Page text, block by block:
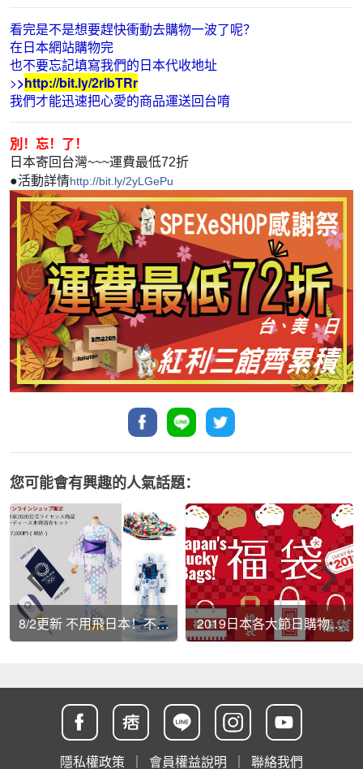
看完是不是想要趕快衝動去購物一波了呢？
在日本網站購物完
也不要忘記填寫我們的日本代收地址
>>http://bit.ly/2rIbTRr
我們才能迅速把心愛的商品運送回台唷
別！忘！了！
日本寄回台灣~~~運費最低72折
●活動詳情http://bit.ly/2yLGePu
您可能會有興趣的人氣話題：
8/2更新 不用飛日本！不用
線上買攻略 美國、台灣獨
2019日本各大節日購物勸
隱私權政策 ｜ 會員權益說明 ｜ 聯絡我們